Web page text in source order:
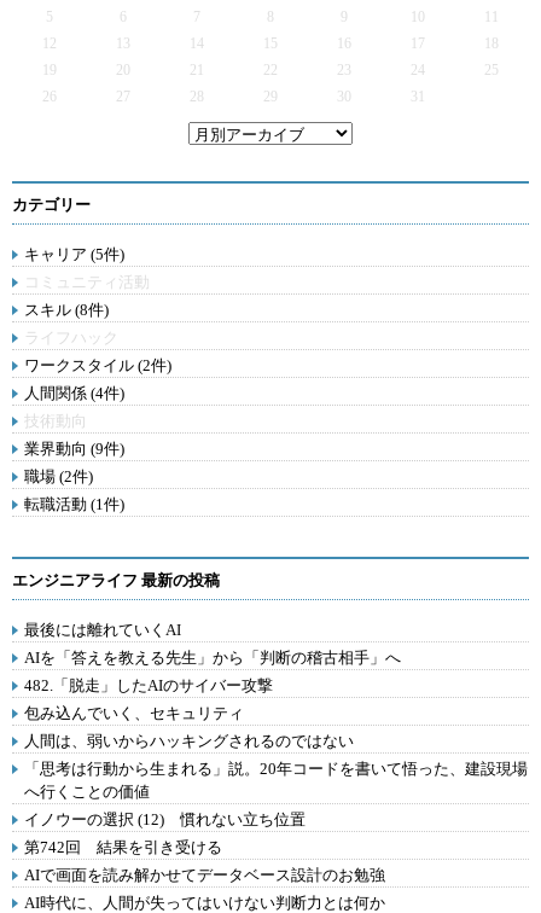
5
6 7 9
12
13 14 15 16 17
19
20 21 22 23 24
25
26
27 28 29 30 31
カテゴリー
キャリア (5件)
コミュニティ活動
スキル (8件)
ライフハック
ワークスタイル (2件)
人間関係 (4件)
技術動向
業界動向 (9件)
職場 (2件)
転職活動 (1件)
エンジニアライフ 最新の投稿
最後には離れていくAI
AIを「答えを教える先生」から「判断の稽古相手」へ
482.「脱走」したAIのサイバー攻撃
包み込んでいく、セキュリティ
人間は、弱いからハッキングされるのではない
「思考は行動から生まれる」説。20年コードを書いて悟った、建設現場
へ行くことの価値
イノウーの選択 (12) 慣れない立ち位置
第742回 結果を引き受ける
AIで画面を読み解かせてデータベース設計のお勉強
AI時代に、人間が失ってはいけない判断力とは何か